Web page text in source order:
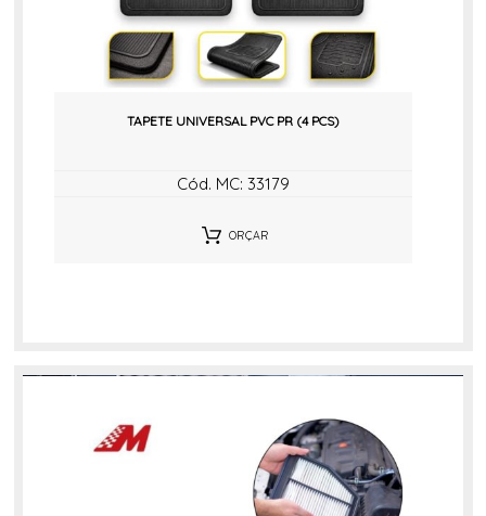
TAPETE UNIVERSAL PVC PR (4 PCS)
Cód. MC: 33179
ORÇAR